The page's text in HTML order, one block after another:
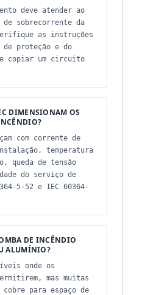
deve atender ao
de sobrecorrente da
as instruções
proteção e do
copiar um circuito
DIMENSIONAM OS
com corrente de
temperatura
queda de tensão
do serviço de
5-52 e IEC 60364-
DE INCÊNDIO
ALUMÍNIO?
onde os
mas muitas
cobre para espaço de